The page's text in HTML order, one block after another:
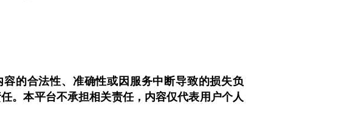
的合法性、准确性或因服务中断导致的损失负
。本平台不承担相关责任，内容仅代表用户个人